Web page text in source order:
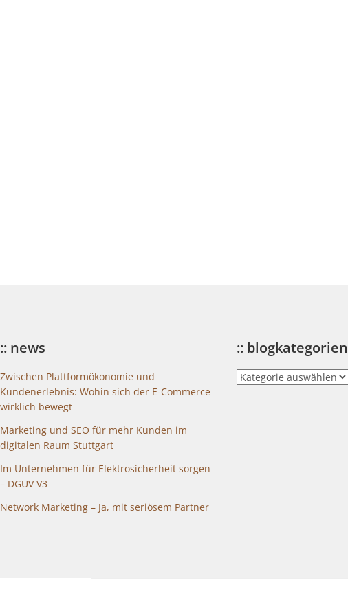
:: news
Zwischen Plattformökonomie und
Kundenerlebnis: Wohin sich der E-Commerce
wirklich bewegt
Marketing und SEO für mehr Kunden im
digitalen Raum Stuttgart
Im Unternehmen für Elektrosicherheit sorgen
– DGUV V3
Network Marketing – Ja, mit seriösem Partner
:: blogkategorien
::
blogkategorien